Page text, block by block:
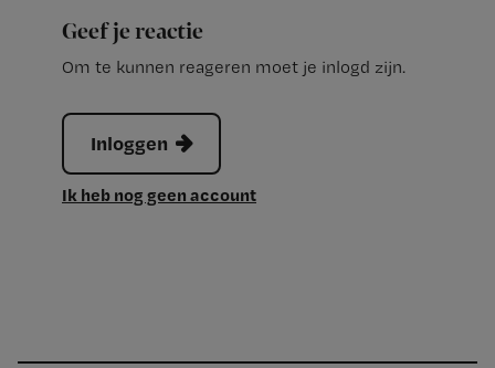
Geef je reactie
Om te kunnen reageren moet je inlogd zijn.
Inloggen
Ik heb nog geen account